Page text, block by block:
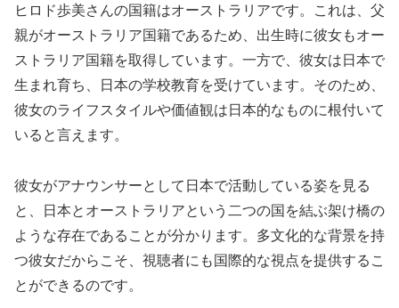
ヒロド歩美さんの国籍はオーストラリアです。これは、父
親がオーストラリア国籍であるため、出生時に彼女もオー
ストラリア国籍を取得しています。一方で、彼女は日本で
生まれ育ち、日本の学校教育を受けています。そのため、
彼女のライフスタイルや価値観は日本的なものに根付いて
いると言えます。
彼女がアナウンサーとして日本で活動している姿を見る
と、日本とオーストラリアという二つの国を結ぶ架け橋の
ような存在であることが分かります。多文化的な背景を持
つ彼女だからこそ、視聴者にも国際的な視点を提供するこ
とができるのです。